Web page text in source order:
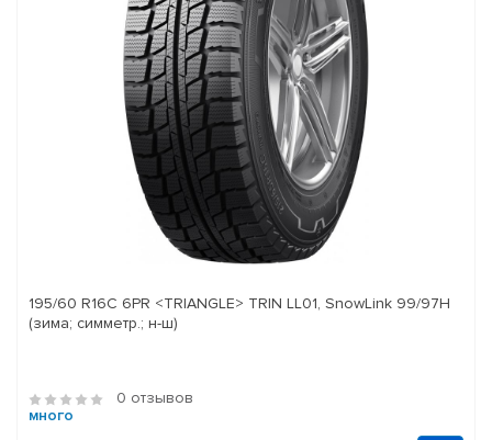
195/60 R16C 6PR <TRIANGLE> TRIN LL01, SnowLink 99/97H
(зима; симметр.; н-ш)
0 отзывов
много